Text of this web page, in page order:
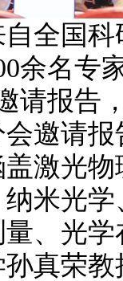
国科
余名专
请报告
邀请
激光
米光
、光
真荣